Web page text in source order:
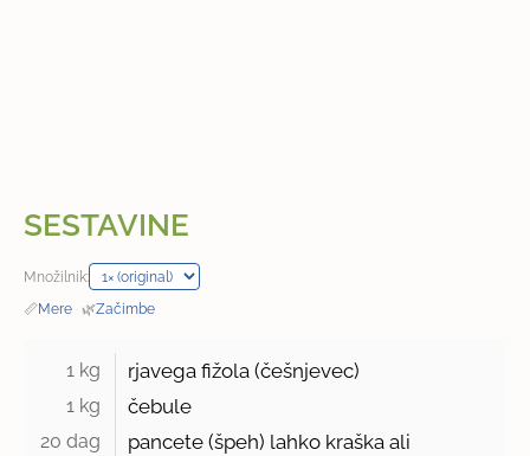
SESTAVINE
Množilnik:
📏Mere · 🌿Začimbe
1 kg rjavega fižola (češnjevec)
1 kg čebule
20 dag
pancete (špeh) lahko kraška ali